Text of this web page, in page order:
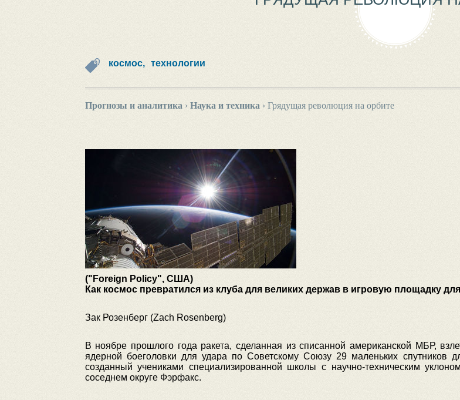
космос, технологии
Прогнозы и аналитика › Наука и техника › Грядущая революция на орбитe
("Foreign Policy", США)
Как космос превратился из клуба для великих держав в игровую площадку
Зак Розенберг (Zach Rosenberg)
В ноябре прошлого года ракета, сделанная из списанной американской МБР,
ядерной боеголовки для удара по Советскому Союзу 29 маленьких
созданный учениками специализированной школы с научно-техническим
соседнем округе Фэрфакс.